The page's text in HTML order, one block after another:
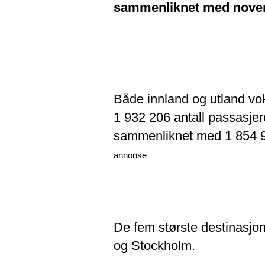
sammenliknet med
Både innland og utland
1 932 206 antall
sammenliknet med 1 854
annonse
De fem største
og Stockholm.